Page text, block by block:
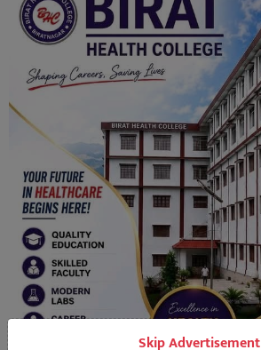
Skip Advertisement